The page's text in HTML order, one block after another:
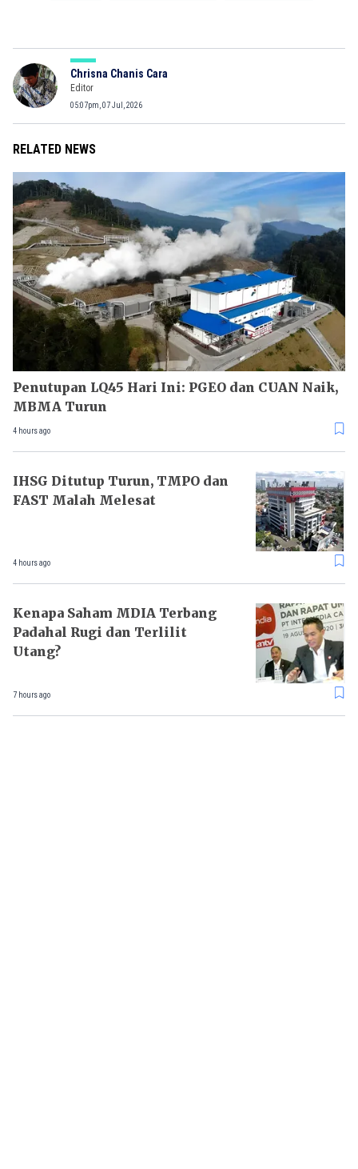
Chrisna Chanis Cara
Editor
05:07pm, 07 Jul, 2026
RELATED NEWS
Penutupan LQ45 Hari Ini: PGEO dan CUAN Naik,
MBMA Turun
4 hours ago
IHSG Ditutup Turun, TMPO dan
FAST Malah Melesat
4 hours ago
Kenapa Saham MDIA Terbang
Padahal Rugi dan Terlilit
Utang?
7 hours ago